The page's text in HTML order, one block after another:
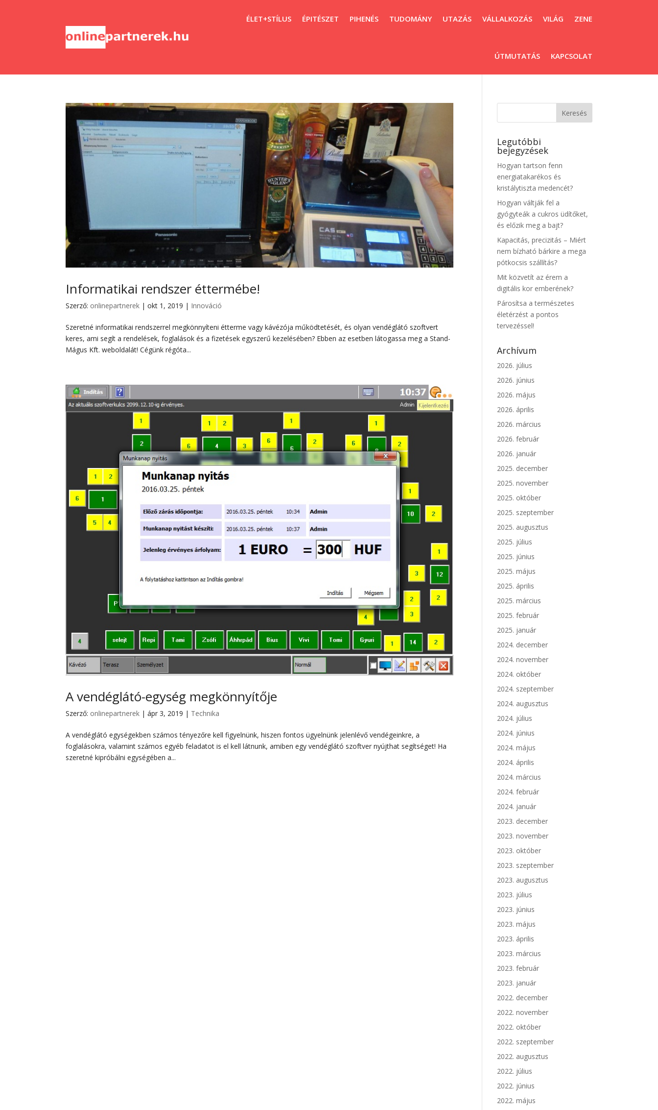
ÉLET+STÍLUS ÉPITÉSZET PIHENÉS TUDOMÁNY UTAZÁS VÁLLALKOZÁS VILÁG ZENE
ÚTMUTATÁS KAPCSOLAT
Informatikai rendszer éttermébe!
Szerző: onlinepartnerek |okt 1, 2019 | Innováció
Szeretné informatikai rendszerrel megkönnyíteni étterme vagy kávézója működtetését, és olyan vendéglátó szoftvert
keres, ami segít a rendelések, foglalások és a fizetések egyszerű kezelésében? Ebben az esetben látogassa meg a Stand-
Mágus Kft. weboldalát! Cégünk régóta...
A vendéglátó-egység megkönnyítője
Szerző: onlinepartnerek |ápr 3, 2019 | Technika
A vendéglátó egységekben számos tényezőre kell figyelnünk, hiszen fontos ügyelnünk jelenlévő vendégeinkre, a
foglalásokra, valamint számos egyéb feladatot is el kell látnunk, amiben egy vendéglátó szoftver nyújthat segítséget! Ha
szeretné kipróbálni egységében a...
Legutóbbi
bejegyzések
Hogyan tartson fenn
energiatakarékos és
kristálytiszta medencét?
Hogyan váltják fel a
gyógyteák a cukros üdítőket,
és előzik meg a bajt?
Kapacitás, precizitás – Miért
nem bízható bárkire a mega
pótkocsis szállítás?
Mit közvetít az érem a
digitális kor emberének?
Párosítsa a természetes
életérzést a pontos
tervezéssel!
Archívum
2026. július
2026. június
2026. május
2026. április
2026. március
2026. február
2026. január
2025. december
2025. november
2025. október
2025. szeptember
2025. augusztus
2025. július
2025. június
2025. május
2025. április
2025. március
2025. február
2025. január
2024. december
2024. november
2024. október
2024. szeptember
2024. augusztus
2024. július
2024. június
2024. május
2024. április
2024. március
2024. február
2024. január
2023. december
2023. november
2023. október
2023. szeptember
2023. augusztus
2023. július
2023. június
2023. május
2023. április
2023. március
2023. február
2023. január
2022. december
2022. november
2022. október
2022. szeptember
2022. augusztus
2022. július
2022. június
2022. május